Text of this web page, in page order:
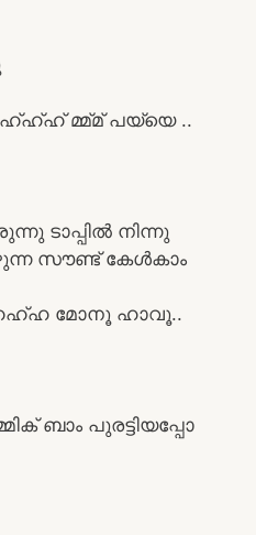
മ്മ്മ് പയ്യെ ..
ടാപ്പിൽ നിന്നു
സൗണ്ട് കേൾകാം
മോനൂ ഹാവൂ..
ബാം പുരട്ടിയപ്പോ